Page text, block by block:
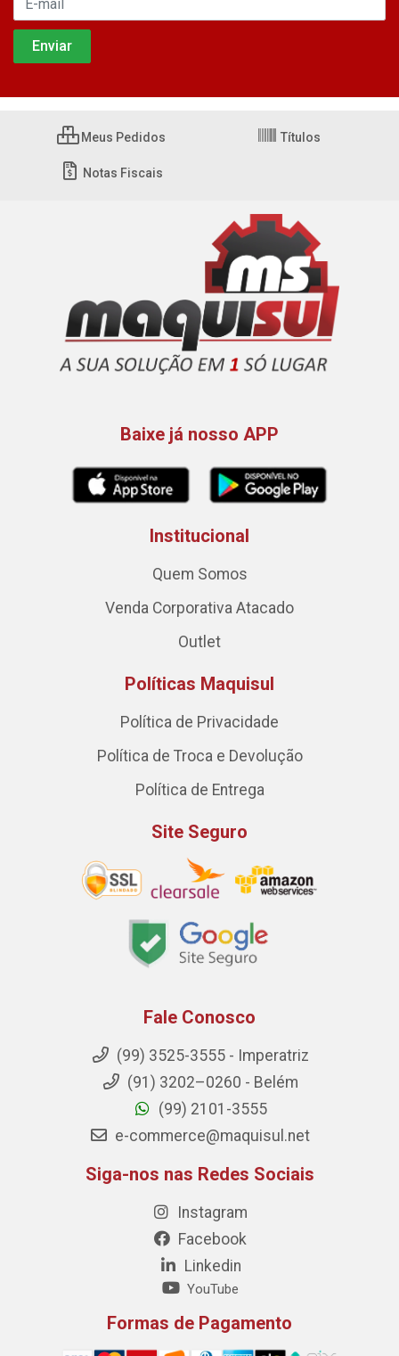
Meus Pedidos Títulos
Notas Fiscais
Baixe já nosso APP
Institucional
Quem Somos
Venda Corporativa Atacado
Outlet
Políticas Maquisul
Política de Privacidade
Política de Troca e Devolução
Política de Entrega
Site Seguro
Fale Conosco
(99) 3525-3555 - Imperatriz
(91) 3202–0260 - Belém
(99) 2101-3555
e-commerce@maquisul.net
Siga-nos nas Redes Sociais
Instagram
Facebook
Linkedin
YouTube
Formas de Pagamento